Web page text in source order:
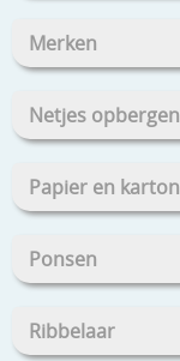
Merken
Netjes opbergen
Papier en karton
Ponsen
Ribbelaar